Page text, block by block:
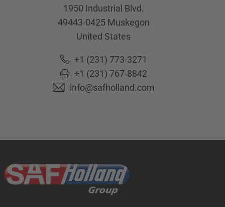
1950 Industrial Blvd.
49443-0425 Muskegon
United States
+1 (231) 773-3271
+1 (231) 767-8842
info@safholland.com